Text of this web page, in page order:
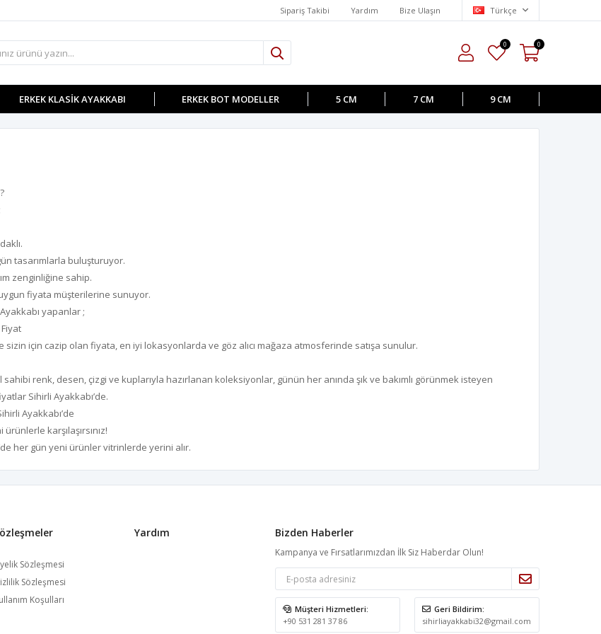
Sipariş Takibi Yardım Bize Ulaşın Türkçe
0 0
ERKEK KLASIK AYAKKABI ERKEK BOT MODELLER 5 CM 7 CM 9 CM
tasarımlarla buluşturuyor.
zenginliğine sahip.
fiyata müşterilerine sunuyor.
yapanlar ;
sizin için cazip olan fiyata, en iyi lokasyonlarda ve göz alıcı mağaza atmosferinde satışa sunulur.
sahibi renk, desen, çizgi ve kuplarıyla hazırlanan koleksiyonlar, günün her anında şık ve bakımlı görünmek isteyen
Sihirli Ayakkabı’de.
Ayakkabı’de
karşılaşırsınız!
her gün yeni ürünler vitrinlerde yerini alır.
Sözleşmesi
Sözleşmesi
Koşulları
Yardım Bizden Haberler
Kampanya ve Fırsatlarımızdan İlk Siz Haberdar Olun!
Müşteri Hizmetleri:
+90 531 281 37 86
Geri Bildirim:
sihirliayakkabi32@gmail.com